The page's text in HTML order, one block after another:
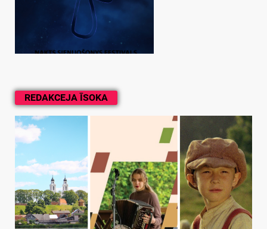
REDAKCEJA ĪSOKA